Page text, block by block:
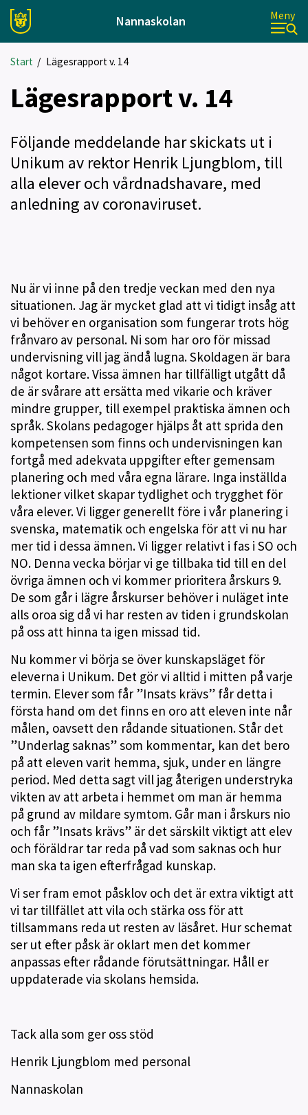
Nannaskolan Meny
Start / Lägesrapport v. 14
Lägesrapport v. 14
Följande meddelande har skickats ut i
Unikum av rektor Henrik Ljungblom, till
alla elever och vårdnadshavare, med
anledning av coronaviruset.
Nu är vi inne på den tredje veckan med den nya
situationen. Jag är mycket glad att vi tidigt insåg att
vi behöver en organisation som fungerar trots hög
frånvaro av personal. Ni som har oro för missad
undervisning vill jag ändå lugna. Skoldagen är bara
något kortare. Vissa ämnen har tillfälligt utgått då
de är svårare att ersätta med vikarie och kräver
mindre grupper, till exempel praktiska ämnen och
språk. Skolans pedagoger hjälps åt att sprida den
kompetensen som finns och undervisningen kan
fortgå med adekvata uppgifter efter gemensam
planering och med våra egna lärare. Inga inställda
lektioner vilket skapar tydlighet och trygghet för
våra elever. Vi ligger generellt före i vår planering i
svenska, matematik och engelska för att vi nu har
mer tid i dessa ämnen. Vi ligger relativt i fas i SO och
NO. Denna vecka börjar vi ge tillbaka tid till en del
övriga ämnen och vi kommer prioritera årskurs 9.
De som går i lägre årskurser behöver i nuläget inte
alls oroa sig då vi har resten av tiden i grundskolan
på oss att hinna ta igen missad tid.
Nu kommer vi börja se över kunskapsläget för
eleverna i Unikum. Det gör vi alltid i mitten på varje
termin. Elever som får ”Insats krävs” får detta i
första hand om det finns en oro att eleven inte når
målen, oavsett den rådande situationen. Står det
”Underlag saknas” som kommentar, kan det bero
på att eleven varit hemma, sjuk, under en längre
period. Med detta sagt vill jag återigen understryka
vikten av att arbeta i hemmet om man är hemma
på grund av mildare symtom. Går man i årskurs nio
och får ”Insats krävs” är det särskilt viktigt att elev
och föräldrar tar reda på vad som saknas och hur
man ska ta igen efterfrågad kunskap.
Vi ser fram emot påsklov och det är extra viktigt att
vi tar tillfället att vila och stärka oss för att
tillsammans reda ut resten av läsåret. Hur schemat
ser ut efter påsk är oklart men det kommer
anpassas efter rådande förutsättningar. Håll er
uppdaterade via skolans hemsida.
Tack alla som ger oss stöd
Henrik Ljungblom med personal
Nannaskolan